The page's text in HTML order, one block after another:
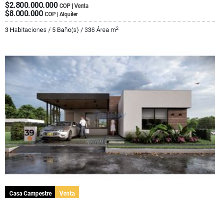
$2.800.000.000 COP | Venta
$8.000.000 COP | Alquiler
3 Habitaciones / 5 Baño(s) / 338 Área m2
Casa Campestre Venta